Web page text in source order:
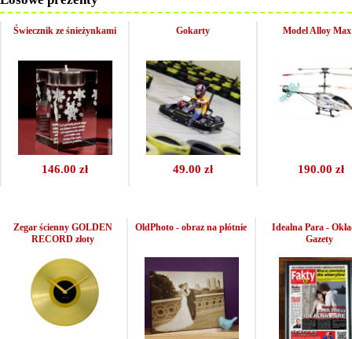
146.00 zł
Świecznik ze śnieżynkami
49.00 zł
Gokarty
190.00 zł
Model Alloy
Zegar ścienny GOLDEN
RECORD złoty
OldPhoto - obraz na płótnie
Idealna Para -
Gazety